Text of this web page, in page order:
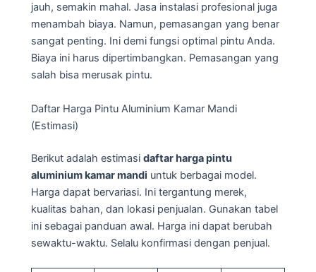
jauh, semakin mahal. Jasa instalasi profesional juga
menambah biaya. Namun, pemasangan yang benar
sangat penting. Ini demi fungsi optimal pintu Anda.
Biaya ini harus dipertimbangkan. Pemasangan yang
salah bisa merusak pintu.
Daftar Harga Pintu Aluminium Kamar Mandi
(Estimasi)
Berikut adalah estimasi daftar harga pintu
aluminium kamar mandi untuk berbagai model.
Harga dapat bervariasi. Ini tergantung merek,
kualitas bahan, dan lokasi penjualan. Gunakan tabel
ini sebagai panduan awal. Harga ini dapat berubah
sewaktu-waktu. Selalu konfirmasi dengan penjual.